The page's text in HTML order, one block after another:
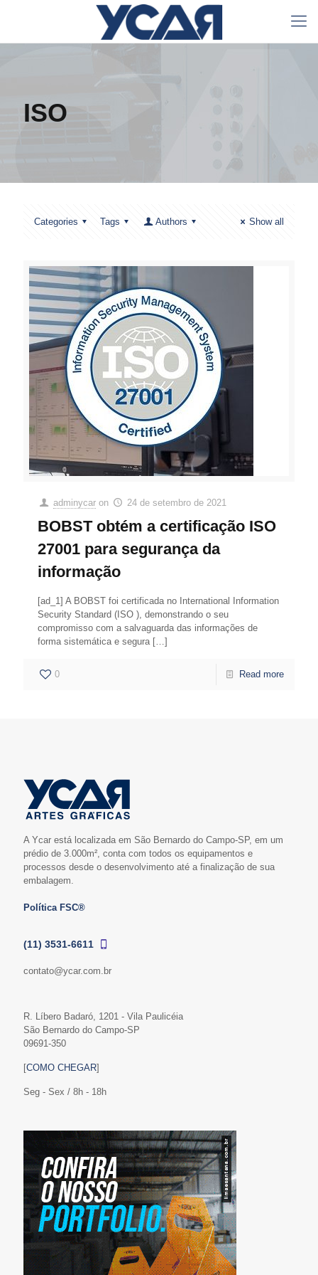
ISO
Categories Tags Authors Show all
adminycar on 24 de setembro de 2021
BOBST obtém a certificação ISO
27001 para segurança da
informação
[ad_1] A BOBST foi certificada no International Information
Security Standard (ISO ), demonstrando o seu
compromisso com a salvaguarda das informações de
forma sistemática e segura[…]
0 Read more
A Ycar está localizada em São Bernardo do Campo-SP, em um
prédio de 3.000m², conta com todos os equipamentos e
processos desde o desenvolvimento até a finalização de sua
embalagem.
Política FSC®
(11) 3531-6611
contato@ycar.com.br
R. Líbero Badaró, 1201 - Vila Paulicéia
São Bernardo do Campo-SP
09691-350
[COMO CHEGAR]
Seg - Sex / 8h - 18h